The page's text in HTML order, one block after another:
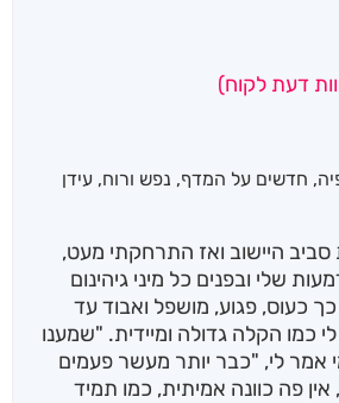
דעת לקוח)
, חדשים על המדף, נפש ורוח, עידן
היישוב ואז התרחקתי מעט,
שלי ובפנים כל מיני גיהינום
כך כעוס, פגוע, מושפל ואבוד עד
כמו הקלה גדולה ומיידית. "שמענו
אמר לי, "כבר יותר מעשר פעמים
פה כוונה אמיתית, כמו תמיד